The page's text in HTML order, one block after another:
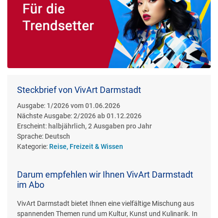
Steckbrief von VivArt Darmstadt
Ausgabe: 1/2026 vom 01.06.2026
Nächste Ausgabe:2/2026 ab 01.12.2026
Erscheint: halbjährlich, 2 Ausgaben pro Jahr
Sprache: Deutsch
Kategorie: Reise, Freizeit & Wissen
Darum empfehlen wir Ihnen VivArt Darmstadt
im Abo
VivArt Darmstadt bietet Ihnen eine vielfältige Mischung aus
spannenden Themen rund um Kultur, Kunst und Kulinarik. In